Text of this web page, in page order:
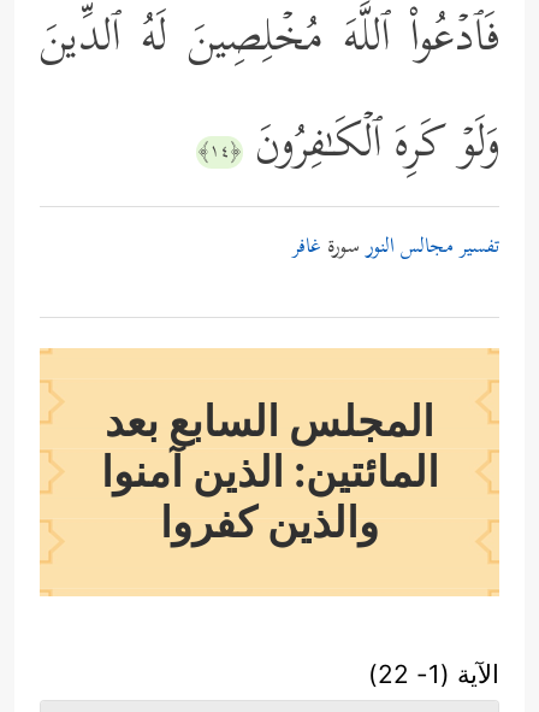
فَٱدۡعُواْ ٱللَّهَ مُخۡلِصِینَ لَهُ ٱلدِّینَ
وَلَوۡ كَرِهَ ٱلۡكَـٰفِرُونَ ﴿١٤﴾
تفسير مجالس النورسورة غافر
المجلس السابع بعد
المائتين: الذين آمنوا
والذين كفروا
الآية (1- 22)